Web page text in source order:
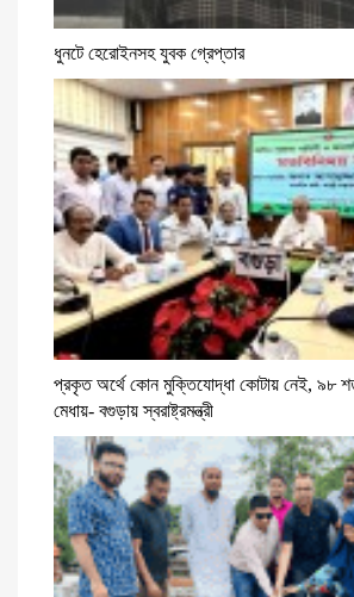
ধুনটে হেরোইনসহ যুবক গ্রেপ্তার
প্রকৃত অর্থে কোন মুক্তিযোদ্ধা কোটায় নেই, ৯৮
মেধায়- বগুড়ায় স্বরাষ্ট্রমন্ত্রী